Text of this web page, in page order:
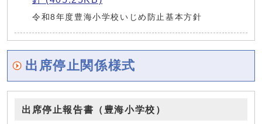
令和8年度豊海小学校いじめ防止基本方針
出席停止関係様式
出席停止報告書（豊海小学校）